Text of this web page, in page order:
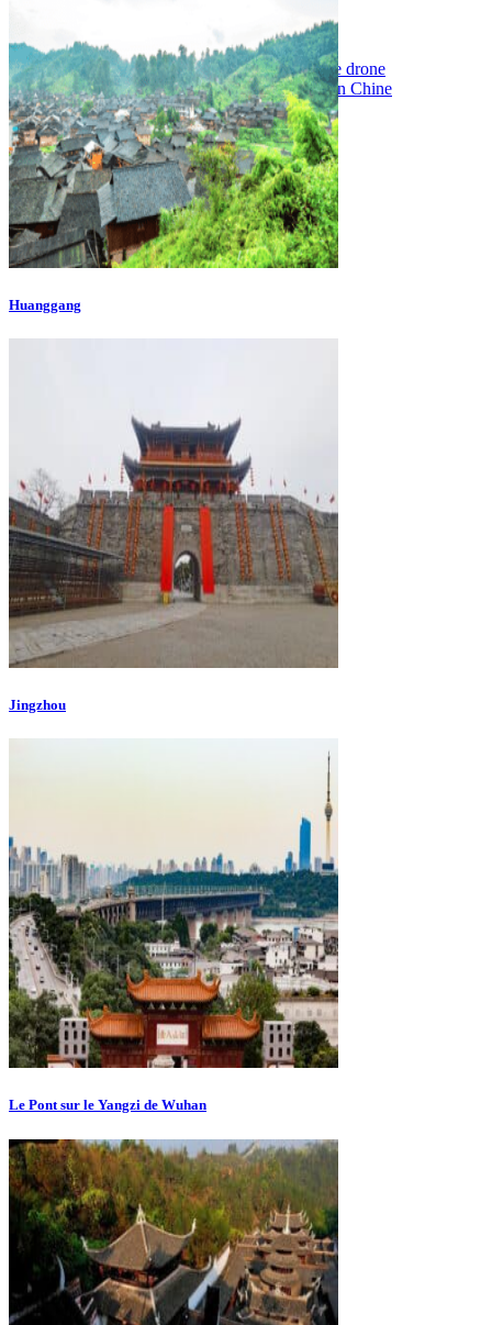
Vols directs vers la Chine
Voyager en train
Voyager en Chine avec votre drone
Vaccins pour votre voyage en Chine
Mal des montagnes
Demande d’info
09 83 07 44 60
Huanggang
Jingzhou
Le Pont sur le Yangzi de Wuhan